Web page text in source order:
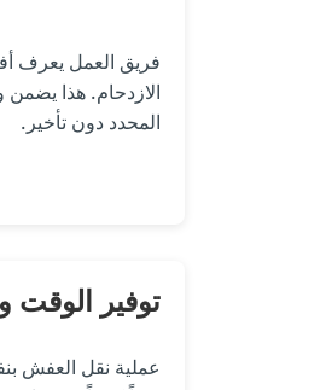
فريق العمل يعرف
الازدحام. هذا
المحدد دون تأخير.
توفير الوقت
عملية نقل العفش